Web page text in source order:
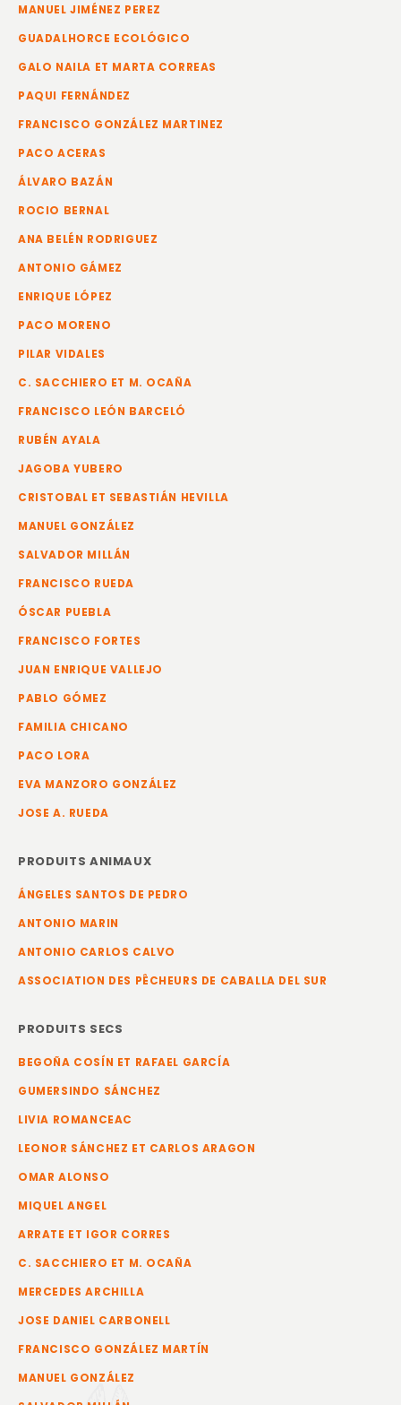
MANUEL JIMÉNEZ PEREZ
GUADALHORCE ECOLÓGICO
GALO NAILA ET MARTA CORREAS
PAQUI FERNÁNDEZ
FRANCISCO GONZÁLEZ MARTINEZ
PACO ACERAS
ÁLVARO BAZÁN
ROCIO BERNAL
ANA BELÉN RODRIGUEZ
ANTONIO GÁMEZ
ENRIQUE LÓPEZ
PACO MORENO
PILAR VIDALES
C. SACCHIERO ET M. OCAÑA
FRANCISCO LEÓN BARCELÓ
RUBÉN AYALA
JAGOBA YUBERO
CRISTOBAL ET SEBASTIÁN HEVILLA
MANUEL GONZÁLEZ
SALVADOR MILLÁN
FRANCISCO RUEDA
ÓSCAR PUEBLA
FRANCISCO FORTES
JUAN ENRIQUE VALLEJO
PABLO GÓMEZ
FAMILIA CHICANO
PACO LORA
EVA MANZORO GONZÁLEZ
JOSE A. RUEDA
PRODUITS ANIMAUX
ÁNGELES SANTOS DE PEDRO
ANTONIO MARIN
ANTONIO CARLOS CALVO
ASSOCIATION DES PÊCHEURS DE CABALLA DEL SUR
PRODUITS SECS
BEGOÑA COSÍN ET RAFAEL GARCÍA
GUMERSINDO SÁNCHEZ
LIVIA ROMANCEAC
LEONOR SÁNCHEZ ET CARLOS ARAGON
OMAR ALONSO
MIQUEL ANGEL
ARRATE ET IGOR CORRES
C. SACCHIERO ET M. OCAÑA
MERCEDES ARCHILLA
JOSE DANIEL CARBONELL
FRANCISCO GONZÁLEZ MARTÍN
MANUEL GONZÁLEZ